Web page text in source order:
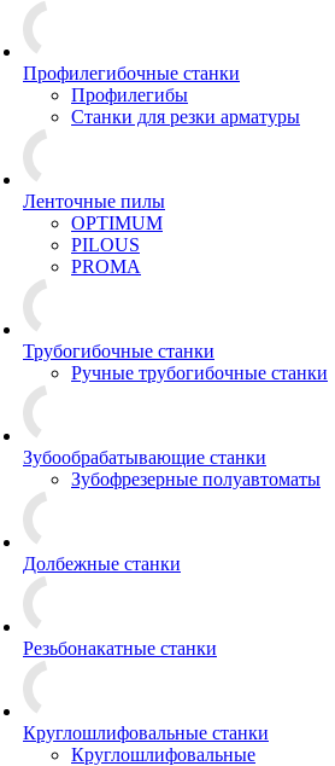
Профилегибочные станки
Профилегибы
Станки для резки арматуры
Ленточные пилы
OPTIMUM
PILOUS
PROMA
Трубогибочные станки
Ручные трубогибочные станки
Зубообрабатывающие станки
Зубофрезерные полуавтоматы
Долбежные станки
Резьбонакатные станки
Круглошлифовальные станки
Круглошлифовальные